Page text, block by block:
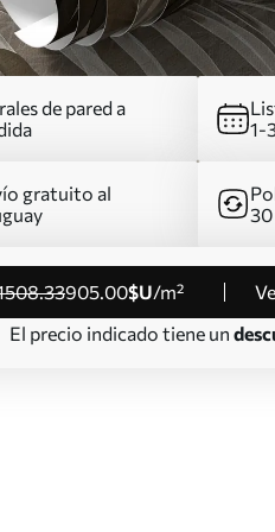
de pared a
1-
gratuito al
30
.33905.00$U/m²
El precio indicado tiene un